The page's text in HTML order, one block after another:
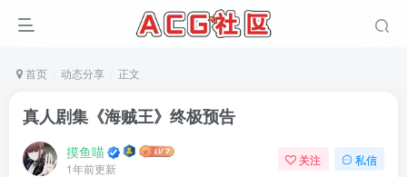
首页 动态分享 正文
真人剧集《海贼王》终极预告
摸鱼喵
1年前更新
关注 私信